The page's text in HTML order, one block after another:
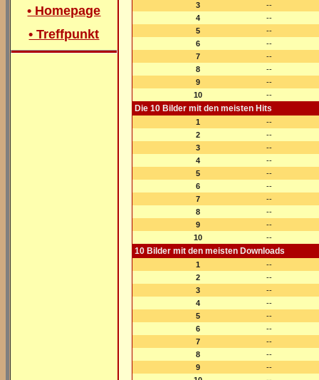
• Homepage
• Treffpunkt
3
--
4
--
5
--
6
--
7
--
8
--
9
--
10
--
Die 10 Bilder mit den meisten Hits
1
--
2
--
3
--
4
--
5
--
6
--
7
--
8
--
9
--
10
--
10 Bilder mit den meisten Downloads
1
--
2
--
3
--
4
--
5
--
6
--
7
--
8
--
9
--